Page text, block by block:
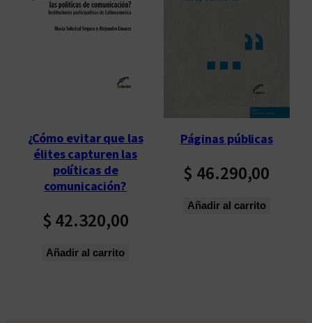
d
o
ú
l
t
m
s
¿Cómo evitar que las
élites capturen las
políticas de
comunicación?
$ 42.320,00
Añadir al carrito
Páginas públicas
$ 46.290,00
Añadir al carrito